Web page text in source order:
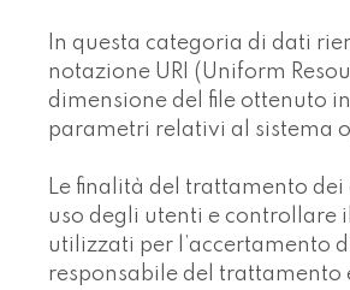
In questa categoria di dati
notazione URI (Uniform
dimensione del file ottenuto
parametri relativi al sistema
Le finalità del trattamento
uso degli utenti e controllare
utilizzati per l’accertamento
responsabile del trattamento